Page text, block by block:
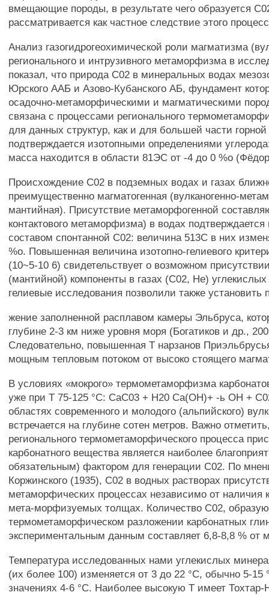
вмещающие породы, в результате чего образуется
рассматривается как частное следствие этого
Анализ газогидрогеохимической роли магматизма
регионального и интрузивного метаморфизма в
показал, что природа С02 в минеральных водах
Юрского ААБ и Азово-Кубанского АБ, фундамент
осадочно-метаморфическими и магматическими
связана с процессами регионального
для данных структур, как и для большей части
подтверждается изотопными определениями
масса находится в области 81ЭС от -4 до 0 %о
Происхождение С02 в подземных водах и газах
преимущественно магматогенная (вулканогенно-
мантийная). Присутствие метаморфогенной
контактового метаморфизма) в водах
составом спонтанной С02: величина 513С в них
%о. Повышенная величина изотопно-гелиевого
(10~5-10 6) свидетельствует о возможном
(мантийной) компоненты в газах (С02, Не)
гелиевые исследования позволили также установить
жение заполненной расплавом камеры Эльбруса,
глубине 2-3 км ниже уровня моря (Богатиков и др.,
Следовательно, повышенная Т нарзанов
мощным тепловым потоком от высоко стоящего
В условиях «мокрого» термометаморфизма
уже при Т 75-125 °С: СаС03 + Н20 Са(ОН)+ -ь ОН +
областях современного и молодого (альпийского)
встречается на глубине сотен метров. Важно
регионального термометаморфического процесса
карбонатного вещества является наиболее
обязательным) фактором для генерации С02. По
Коржинского (1935), С02 в водных растворах
метаморфических процессах независимо от наличия
мета-морфизуемых толщах. Количество С02,
термометаморфическом разложении карбонатных
экспериментальным данным составляет 6,8-8,8 % от
Температура исследованных нами углекислых
(их более 100) изменяется от 3 до 22 °С, обычно 5-
значениях 4-6 °С. Наиболее высокую Т имеет Тохтар-